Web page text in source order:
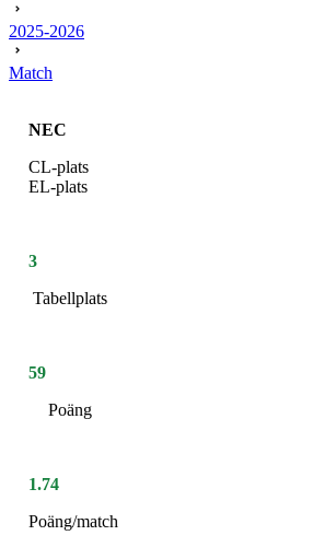
2025-2026
Match
NEC
CL-plats
EL-plats
3
Tabellplats
59
Poäng
1.74
Poäng/match